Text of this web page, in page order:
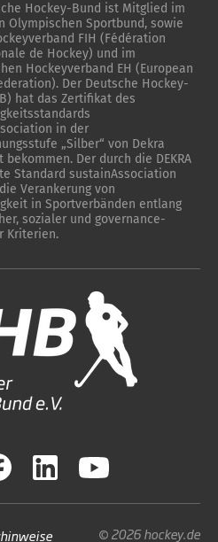
Hockey-Bund ist Mitglied im
Olympischen Sportbund, sowie
FIH (Fédération
de Hockey) und im
Hockeyverband EH (European
Der Deutsche Hockey-
hat das Zertifikat des
in der
„Silber“ von Dekra
bekommen. Der durch die DEKRA
Standard sustainAssociation
Verankerung von
in Sportverbänden entlang
sozialer und governance-
Kriterien.
© 2026 hockey.de